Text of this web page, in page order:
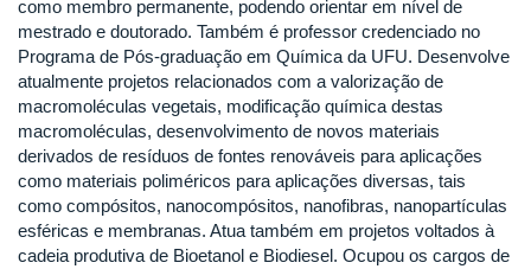
como membro permanente, podendo orientar em nível de
mestrado e doutorado. Também é professor credenciado no
Programa de Pós-graduação em Química da UFU. Desenvolve
atualmente projetos relacionados com a valorização de
macromoléculas vegetais, modificação química destas
macromoléculas, desenvolvimento de novos materiais
derivados de resíduos de fontes renováveis para aplicações
como materiais poliméricos para aplicações diversas, tais
como compósitos, nanocompósitos, nanofibras, nanopartículas
esféricas e membranas. Atua também em projetos voltados à
cadeia produtiva de Bioetanol e Biodiesel. Ocupou os cargos de